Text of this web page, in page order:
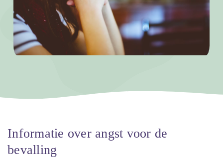
Informatie over angst voor de
bevalling